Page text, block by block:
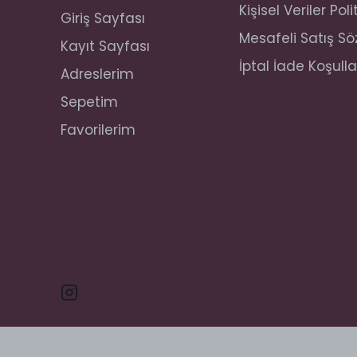
Giriş Sayfası
Kayıt Sayfası
Adreslerim
Sepetim
Favorilerim
Kişisel Veriler
Mesafeli Satış
İptal İade